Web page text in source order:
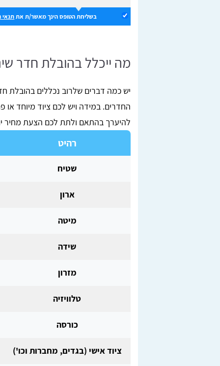
בשליחת הטופס הינך מאשר/ת אתתנאי
מה ייכלל בהובלת חדר
יש כמה דברים שלרוב נכללים בהובלת
החדרים. במידה ויש לכם ציוד מיוחד או
להיערך בהתאם ולתת לכם הצעת מחיר
רהיט
שטיח
ארון
מיטה
שידה
מזרון
טלוויזיה
כורסה
ציוד אישי (בגדים, מחברות וכו')